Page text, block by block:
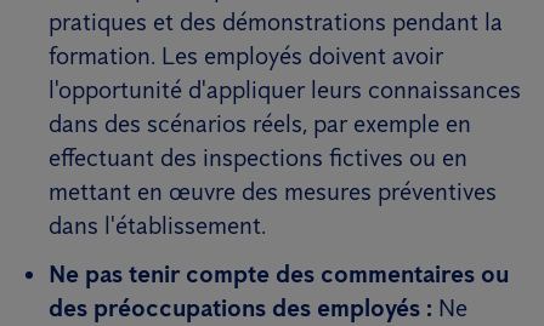
pratiques et des démonstrations pendant la
formation. Les employés doivent avoir
l'opportunité d'appliquer leurs connaissances
dans des scénarios réels, par exemple en
effectuant des inspections fictives ou en
mettant en œuvre des mesures préventives
dans l'établissement.
Ne pas tenir compte des commentaires ou
des préoccupations des employés : Ne